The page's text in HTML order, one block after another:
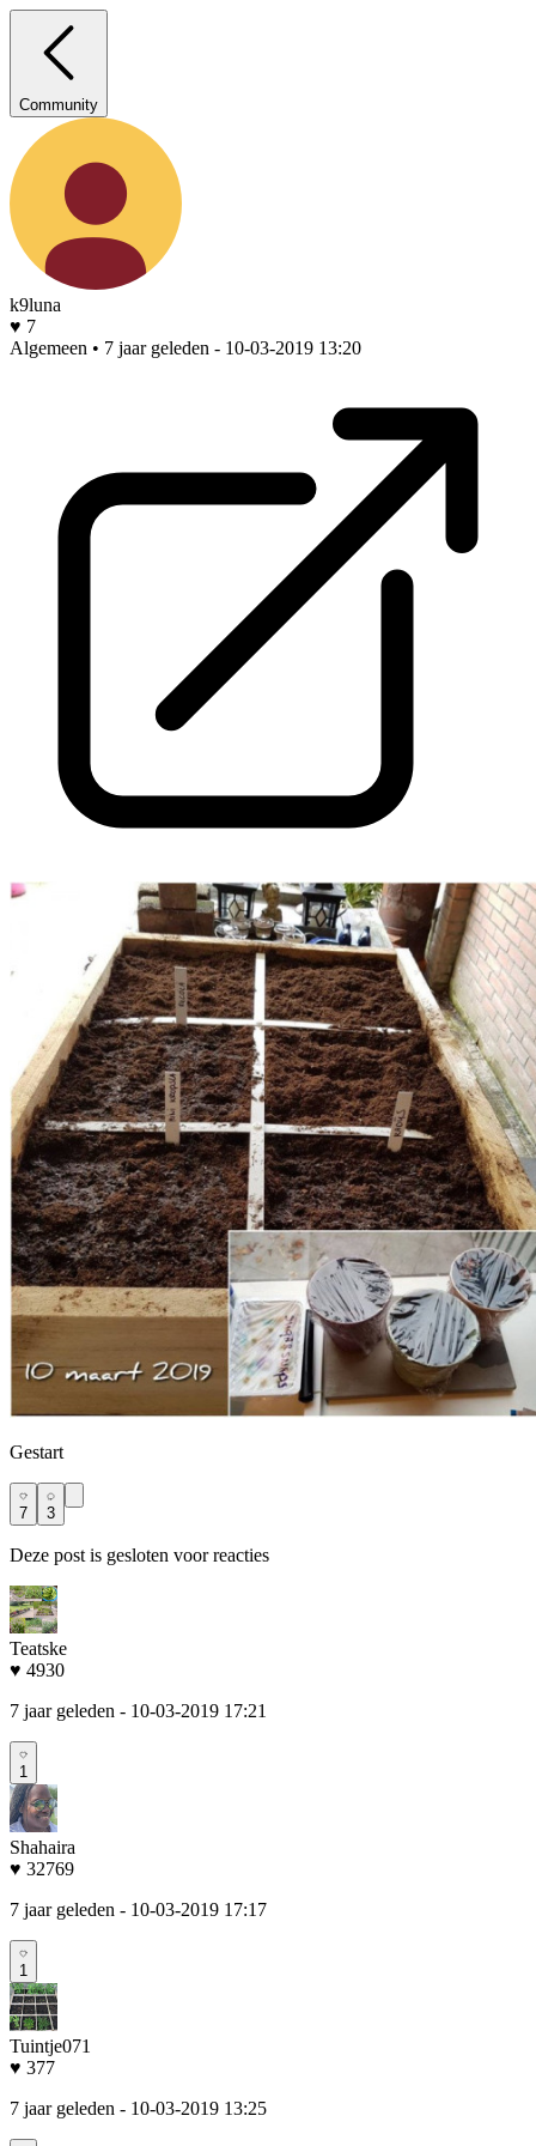
Community
k9luna
♥ 7
Algemeen • 7 jaar geleden - 10-03-2019 13:20
Gestart
7 3
Deze post is gesloten voor reacties
Teatske
♥ 4930
7 jaar geleden - 10-03-2019 17:21
1
Shahaira
♥ 32769
7 jaar geleden - 10-03-2019 17:17
1
Tuintje071
♥ 377
7 jaar geleden - 10-03-2019 13:25